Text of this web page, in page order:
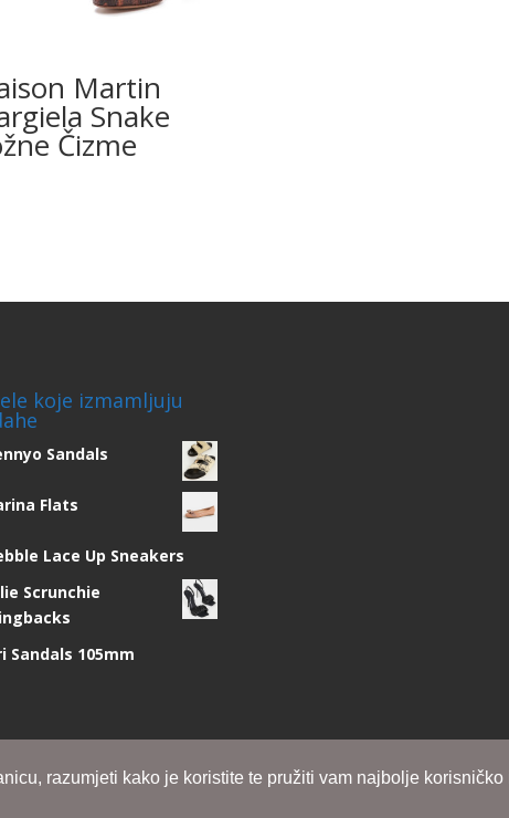
razumjeti kako je koristite te pružiti vam najbolje korisničko
Martin
Snake
Čizme
koje izmamljuju
Sandals
Flats
Lace Up Sneakers
Scrunchie
Sandals 105mm